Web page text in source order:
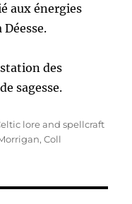
aux énergies
des
sagesse.
lore and spellcraft
,Coll